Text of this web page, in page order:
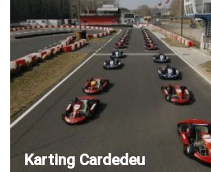
Karting Cardedeu